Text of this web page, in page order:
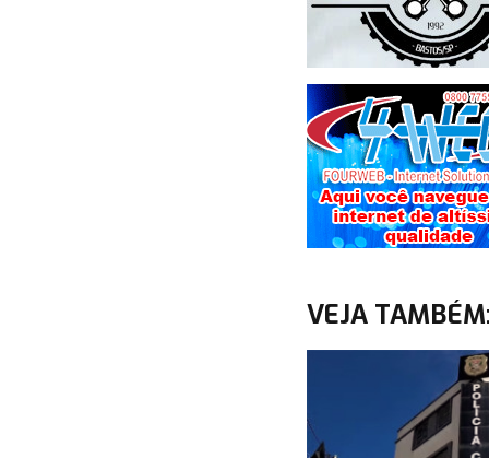
VEJA